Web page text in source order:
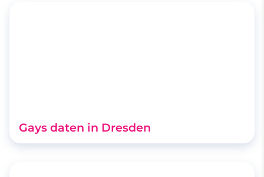
Gays daten in Dresden